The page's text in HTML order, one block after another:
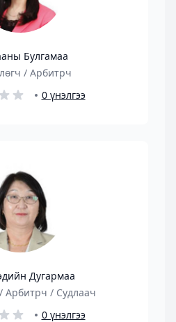
Булгамаа
/ Арбитрч
0 үнэлгээ
Дугармаа
Арбитрч / Судлаач
0 үнэлгээ